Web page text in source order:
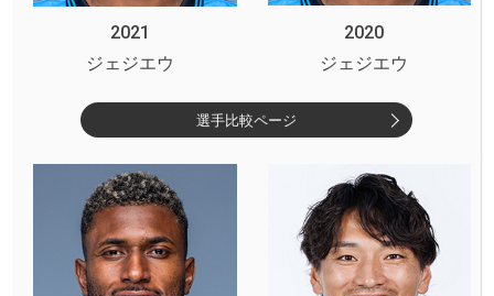
2021
2020
ジェジエウ
ジェジエウ
選手比較ページ